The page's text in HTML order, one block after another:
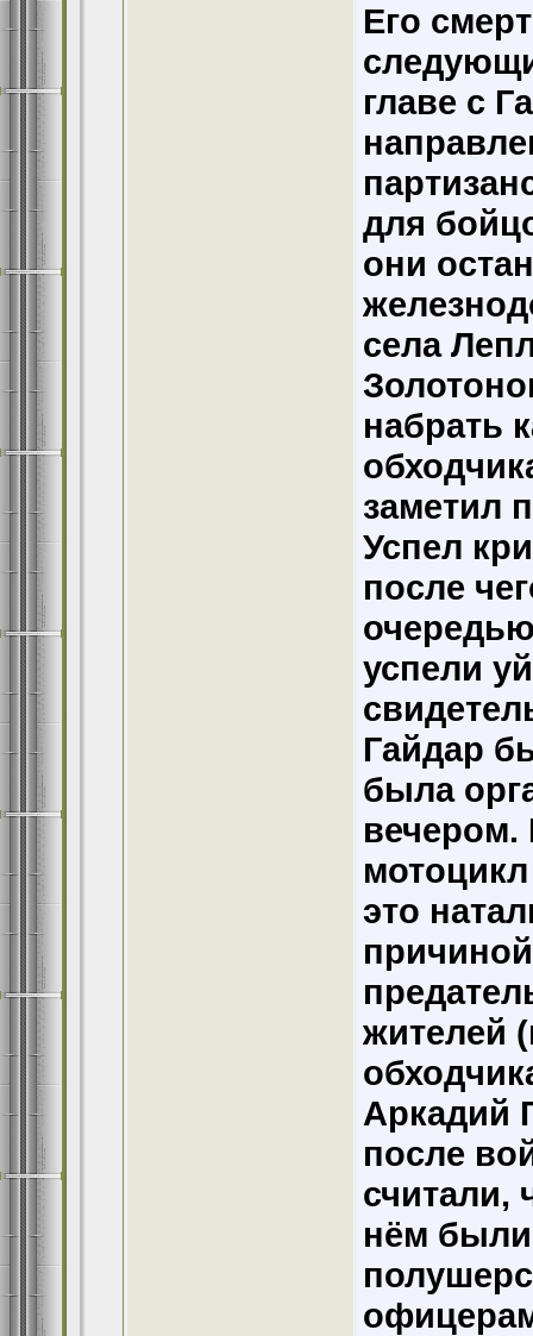
Его
главе с
для
они
села
набрать
заметил
Успел
после
успели
Гайдар
была
вечером.
это
жителей
Аркадий
после
считали,
нём